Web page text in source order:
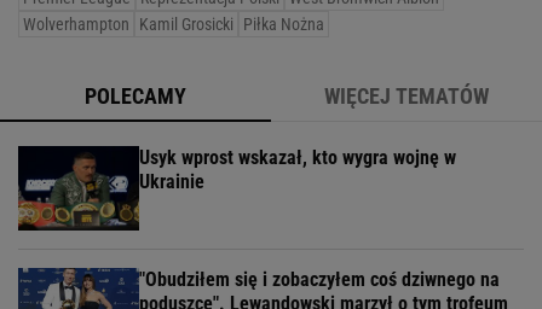
Wolverhampton
Kamil Grosicki Piłka Nożna
POLECAMY WIĘCEJ TEMATÓW
Usyk wprost wskazał, kto wygra wojnę w
Ukrainie
"Obudziłem się i zobaczyłem coś dziwnego na
poduszce". Lewandowski marzył o tym trofeum